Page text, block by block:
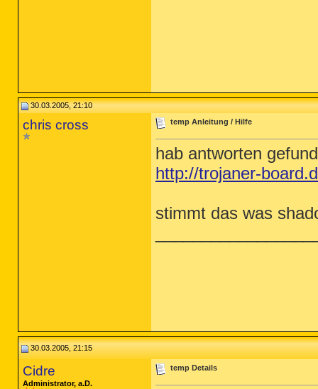
30.03.2005, 21:10
chris cross temp Anleitung / Hilfe
hab antworten
http://trojaner-
stimmt das was
30.03.2005, 21:15
Cidre
Administrator, a.D.
temp Details